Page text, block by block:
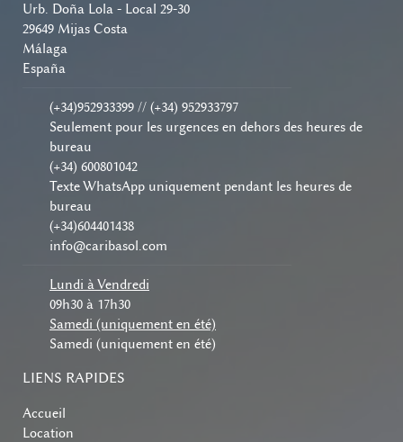
Urb. Doña Lola - Local 29-30
29649 Mijas Costa
Málaga
España
(+34)952933399 // (+34) 952933797
Seulement pour les urgences en dehors des heures de
bureau
(+34) 600801042
Texte WhatsApp uniquement pendant les heures de
bureau
(+34)604401438
info@caribasol.com
Lundi à Vendredi
09h30 à 17h30
Samedi (uniquement en été)
Samedi (uniquement en été)
LIENS RAPIDES
Accueil
Location